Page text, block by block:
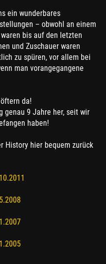
ein wunderbares
– obwohl an einem
bis auf den letzten
und Zuschauer waren
zu spüren, vor allem bei
man vorangegangene
da!
genau 9 Jahre her, seit wir
haben!
History hier bequem zurück